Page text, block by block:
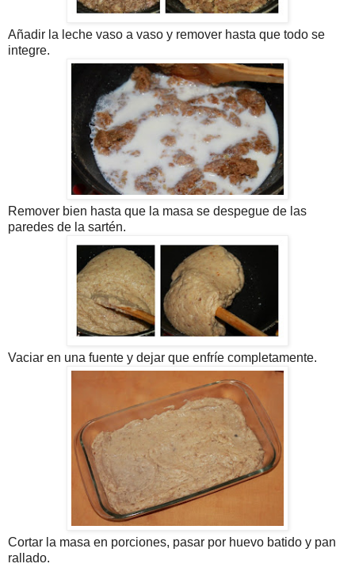
Añadir la leche vaso a vaso y remover hasta que todo se
integre.
Remover bien hasta que la masa se despegue de las
paredes de la sartén.
Vaciar en una fuente y dejar que enfríe completamente.
Cortar la masa en porciones, pasar por huevo batido y pan
rallado.